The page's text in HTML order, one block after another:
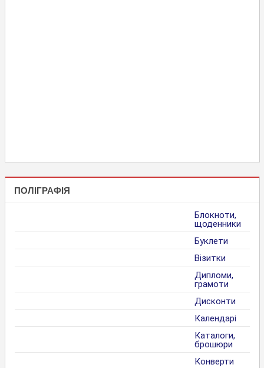
ПОЛІГРАФІЯ
Блокноти,
щоденники
Буклети
Візитки
Дипломи,
грамоти
Дисконти
Календарі
Каталоги,
брошюри
Конверти